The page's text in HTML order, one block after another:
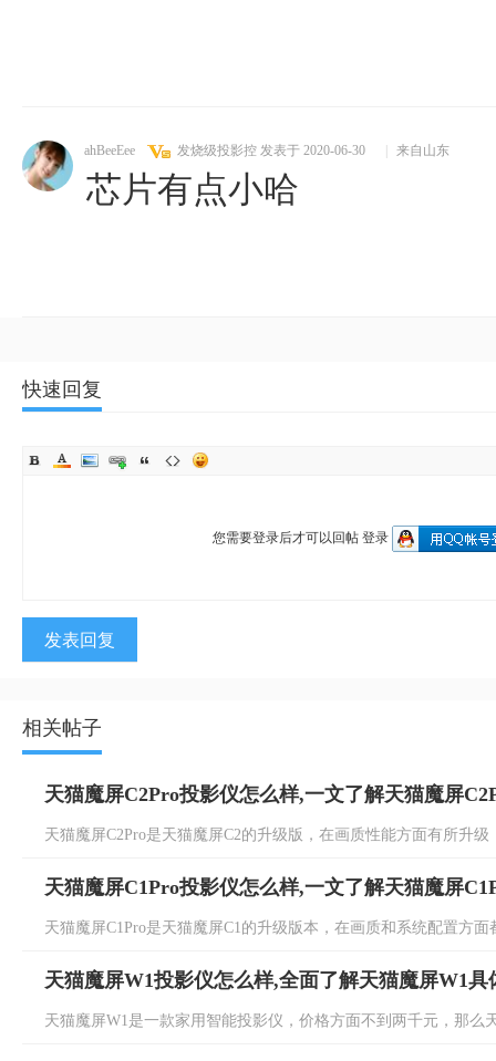
ahBeeEee 发烧级投影控 发表于 2020-06-30 来自山东
芯片有点小哈
快速回复
您需要登录后才可以回帖 登录
发表回复
相关帖子
天猫魔屏C2Pro投影仪怎么样,一文了解天猫魔屏
天猫魔屏C2Pro是天猫魔屏C2的升级版，在画质性能方面有所升
天猫魔屏C1Pro投影仪怎么样,一文了解天猫魔屏
天猫魔屏C1Pro是天猫魔屏C1的升级版本，在画质和系统配置方
天猫魔屏W1投影仪怎么样,全面了解天猫魔屏W1具
天猫魔屏W1是一款家用智能投影仪，价格方面不到两千元，那么